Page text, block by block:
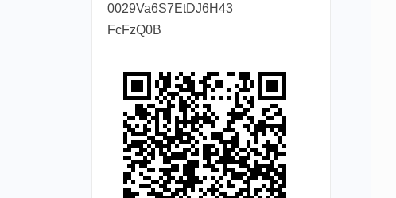
0029Va6S7EtDJ6H43
FcFzQ0B